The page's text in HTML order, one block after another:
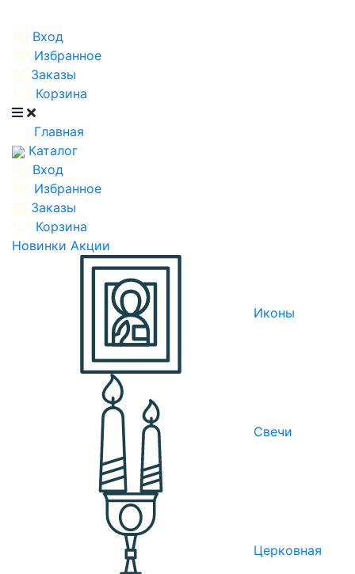
Вход
Избранное
Заказы
Корзина
Главная
Каталог
Вход
Избранное
Заказы
Корзина
Новинки Акции
Иконы
Свечи
Церковная